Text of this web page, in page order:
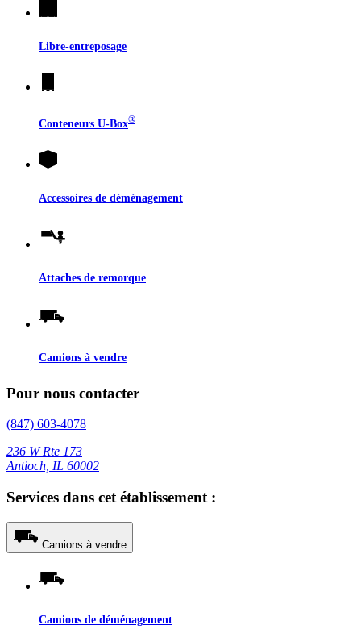
Libre-entreposage
Conteneurs U-Box®
Accessoires de déménagement
Attaches de remorque
Camions à vendre
Pour nous contacter
(847) 603-4078
236 W Rte 173
Antioch, IL 60002
Services dans cet établissement :
Camions à vendre
Camions de déménagement